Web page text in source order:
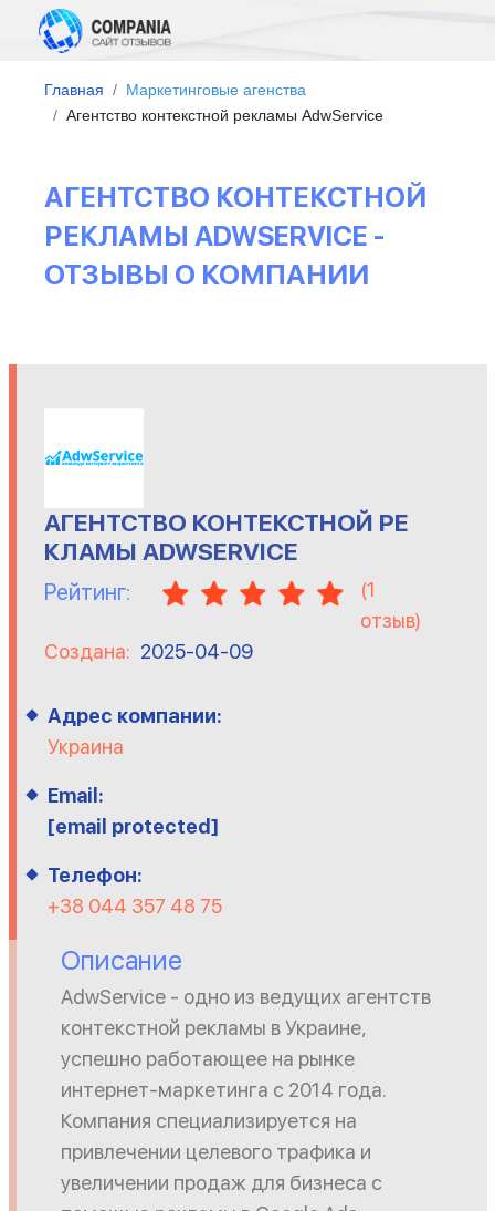
Главная
Маркетинговые агенства
Агентство контекстной рекламы AdwService
АГЕНТСТВО КОНТЕКСТНОЙ
РЕКЛАМЫ ADWSERVICE -
ОТЗЫВЫ О КОМПАНИИ
АГЕНТСТВО КОНТЕКСТНОЙ РЕ
КЛАМЫ ADWSERVICE
Рейтинг: (1
отзыв)
Создана: 2025-04-09
Адрес компании:
Украина
Email:
[email protected]
Телефон:
+38 044 357 48 75
Описание
AdwService - одно из ведущих агентств
контекстной рекламы в Украине,
успешно работающее на рынке
интернет-маркетинга с 2014 года.
Компания специализируется на
привлечении целевого трафика и
увеличении продаж для бизнеса с